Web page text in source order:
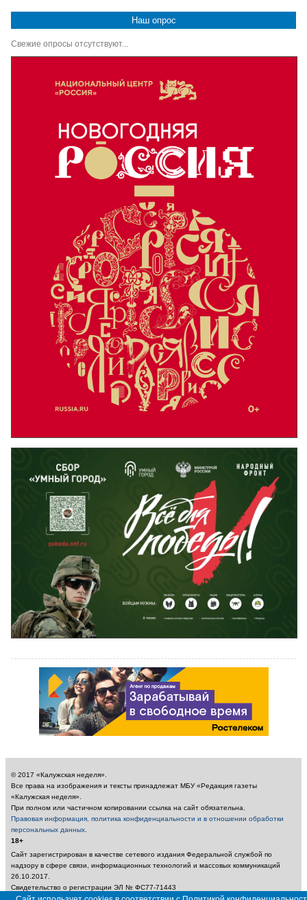
Наш опрос
Свежие опросы отсутствуют...
© 2017 «Калужская неделя».
Все права на изображения и тексты принадлежат МБУ «Редакция газеты
«Калужская неделя».
При полном или частичном копировании ссылка на сайт обязательна.
Правовая информация, политика конфиденциальности и в отношении обработки
персональных данных
18+
Сайт зарегистрирован в качестве сетевого издания Федеральной службой по
надзору в сфере связи, информационных технологий и массовых коммуникаций
26.10.2017.
Свидетельство о регистрации ЭЛ № ФС77-71443
Учредитель: Муниципальное бюджетное учреждение «Редакция газеты «Калужская